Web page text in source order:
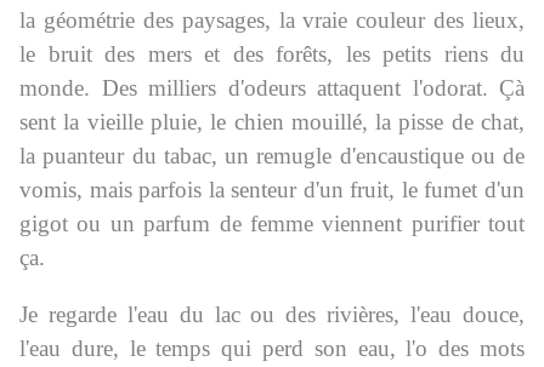
la géométrie des paysages, la vraie couleur des lieux,
le bruit des mers et des forêts, les petits riens du
monde. Des milliers d'odeurs attaquent l'odorat. Çà
sent la vieille pluie, le chien mouillé, la pisse de chat,
la puanteur du tabac, un remugle d'encaustique ou de
vomis, mais parfois la senteur d'un fruit, le fumet d'un
gigot ou un parfum de femme viennent purifier tout
ça.
Je regarde l'eau du lac ou des rivières, l'eau douce,
l'eau dure, le temps qui perd son eau, l'o des mots